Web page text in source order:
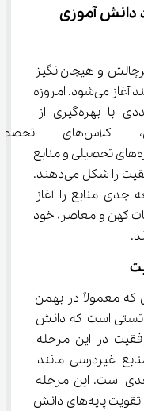
دانش آموزی
المپیاد دانش آموزی ادبی، مسیری پرچالش و هیجان‌انگیز
است که با برنامه‌ریزی دقیق و هدفمند آغاز می‌شود. امروزه
مدارس و موسسات آموزشی متعددی با بهره‌گیری از
تجربیات مدال‌آوران
می‌کنند. این کلاس‌ها همراه با مشاوره‌های تحصیلی و منابع
آموزشی استاندارد، پایه‌های اولیه موفقیت را شکل می‌دهند.
جدی منابع را آغاز
ادبیات کهن و معاصر، خود
که معمولاً در بهمن
شامل 100 سؤال تستی است که دانش
را می‌طلبد. موفقیت در این مرحله
غیردرسی مانند
است. این مرحله
فراتر از یک آزمون ساده، فرصتی برای تقویت پایه‌های دانش